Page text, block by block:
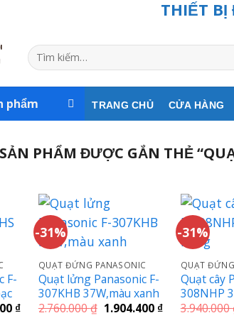
THIẾT
Tìm
kiếm:
phẩm TRANG CHỦ CỬA HÀNG
SẢN PHẨM ĐƯỢC GẮN THẺ
F-
₫Giá
-31%
QUẠT ĐỨNG PANASONIC
Quạt lửng Panasonic F-
307KHB 37W,màu xanh
2.760.000₫ Giá
1.904.400 ₫Giá
-31%
QUẠT
Quạt cây
308NHP
3.940.000